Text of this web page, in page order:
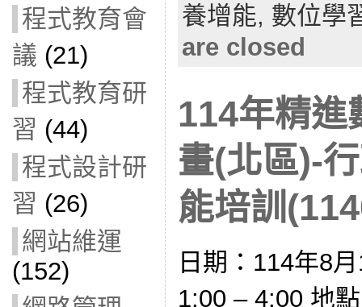
程式教育會
議 (21)
程式教育研
習 (44)
程式設計研
習 (26)
網站維運
(152)
養增能, 數位學
are closed
114年精進
畫(北區)-
能培訓
日期：114年8
1:00 – 4:00 地